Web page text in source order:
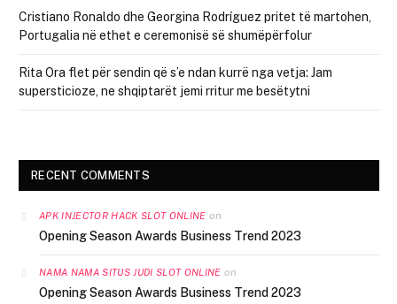
Cristiano Ronaldo dhe Georgina Rodríguez pritet të martohen,
Portugalia në ethet e ceremonisë së shumëpërfolur
Rita Ora flet për sendin që s’e ndan kurrë nga vetja: Jam
supersticioze, ne shqiptarët jemi rritur me besëtytni
RECENT COMMENTS
APK INJECTOR HACK SLOT ONLINE on
Opening Season Awards Business Trend 2023
NAMA NAMA SITUS JUDI SLOT ONLINE on
Opening Season Awards Business Trend 2023